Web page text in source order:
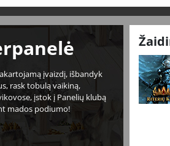
įvaizdį, išbandyk
rask tobulą vaikiną,
įstok į Panelių klubą
mados podiumo!